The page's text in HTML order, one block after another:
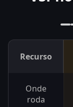
Recurso
Onde
roda